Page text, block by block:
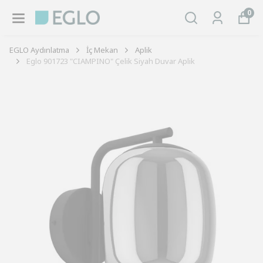
0
EGLO Aydınlatma İç Mekan
Aplik
Eglo 901723 "CIAMPINO" Çelik Siyah Duvar Aplik